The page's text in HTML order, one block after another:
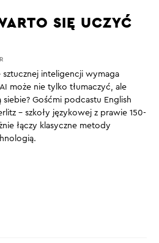
SIĘ UCZYĆ
inteligencji wymaga
może nie tylko tłumaczyć, ale
Gośćmi podcastu English
– szkoły językowej z prawie 150-
łączy klasyczne metody